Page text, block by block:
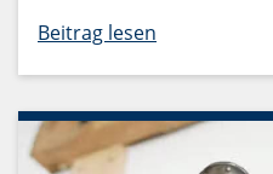
Beitrag lesen